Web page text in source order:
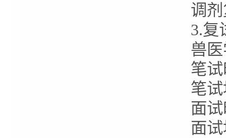
调
3.复
兽
笔
笔
面
面